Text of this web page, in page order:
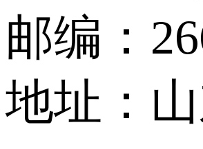
邮编：
地址：